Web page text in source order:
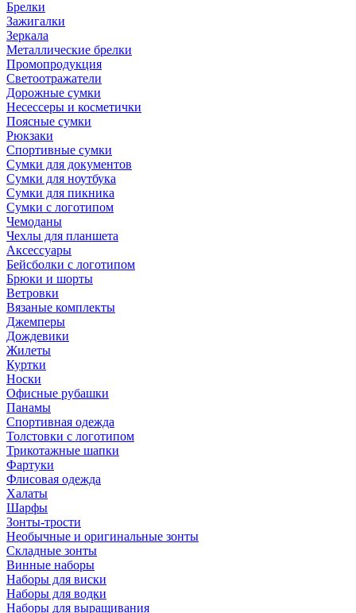
Брелки
Зажигалки
Зеркала
Металлические брелки
Промопродукция
Светоотражатели
Дорожные сумки
Несессеры и косметички
Поясные сумки
Рюкзаки
Спортивные сумки
Сумки для документов
Сумки для ноутбука
Сумки для пикника
Сумки с логотипом
Чемоданы
Чехлы для планшета
Аксессуары
Бейсболки с логотипом
Брюки и шорты
Ветровки
Вязаные комплекты
Джемперы
Дождевики
Жилеты
Куртки
Носки
Офисные рубашки
Панамы
Спортивная одежда
Толстовки с логотипом
Трикотажные шапки
Фартуки
Флисовая одежда
Халаты
Шарфы
Зонты-трости
Необычные и оригинальные зонты
Складные зонты
Винные наборы
Наборы для виски
Наборы для водки
Наборы для выращивания